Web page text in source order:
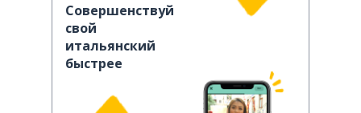
Совершенствуй
свой
итальянский
быстрее